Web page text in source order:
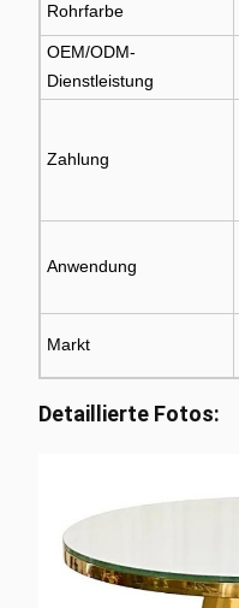
Rohrfarbe
OEM/ODM-
Dienstleistung
Zahlung
Anwendung
Markt
Detaillierte Fotos: